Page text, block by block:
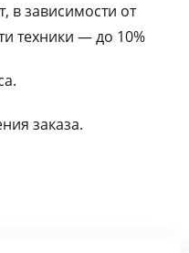
в зависимости от
техники — до 10%
заказа.